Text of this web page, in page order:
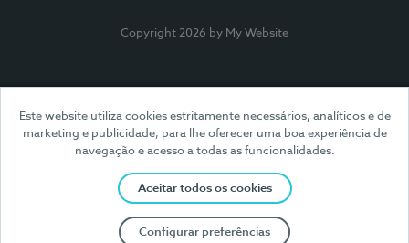
Este website utiliza cookies estritamente necessários, analíticos e de
marketing e publicidade, para lhe oferecer uma boa experiência de
navegação e acesso a todas as funcionalidades.
Aceitar todos os cookies
Configurar preferências
Copyright 2026 by My Website